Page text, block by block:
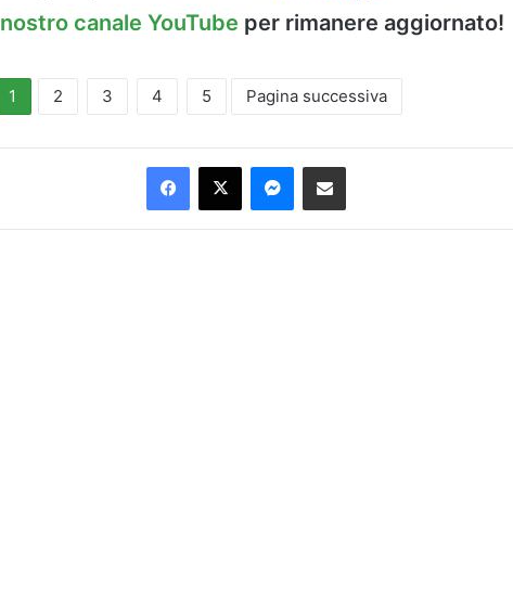
nostro canale YouTube per rimanere aggiornato!
1 2 3 4 5 Pagina successiva
Facebook
X Messenger
Condividi via Email